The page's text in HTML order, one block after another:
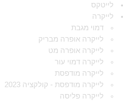
לייטקס
לייקרה
דמוי מגבת
לייקרה אופרה מבריק
לייקרה אופרה מט
לייקרה דמוי עור
לייקרה מודפסת
לייקרה מודפסת - קולקציה 2023
לייקרה פליסה